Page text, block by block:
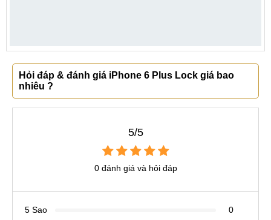
Hỏi đáp & đánh giá iPhone 6 Plus Lock giá bao
nhiêu ?
5/5
0 đánh giá và hỏi đáp
5 Sao
0